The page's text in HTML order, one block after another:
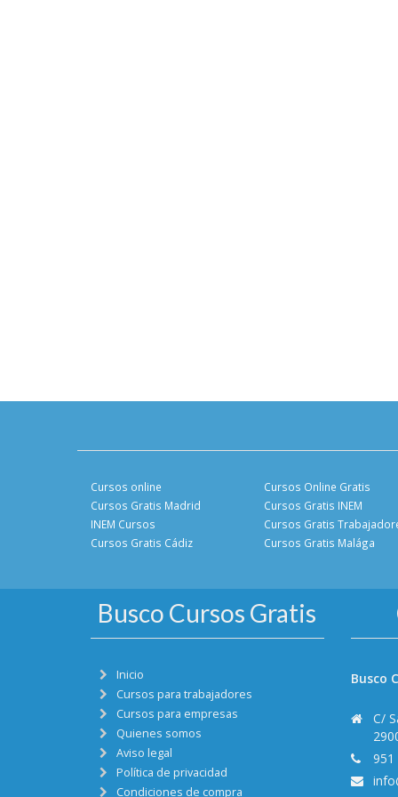
Cursos online
Cursos Gratis Madrid
INEM Cursos
Cursos Gratis Cádiz
Cursos Online Gratis
Cursos Gratis INEM
Cursos Gratis
Cursos Gratis Malága
Busco Cursos Gratis
Inicio
Cursos para trabajadores
Cursos para empresas
Quienes somos
Aviso legal
Política de privacidad
Condiciones de compra
Busco
C/
951